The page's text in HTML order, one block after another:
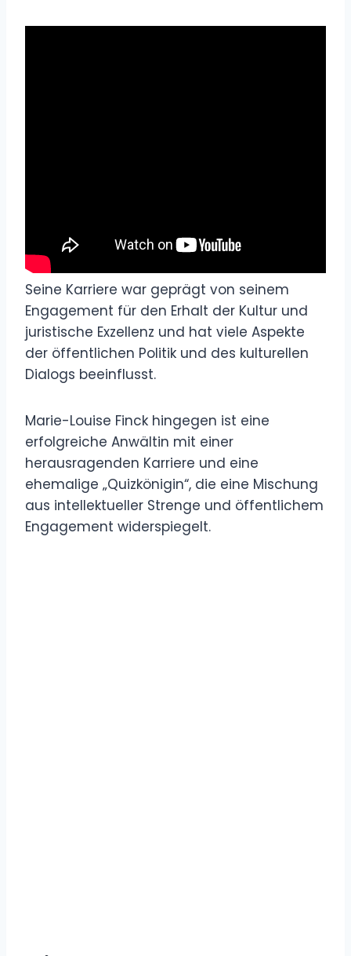
Seine Karriere war geprägt von seinem
Engagement für den Erhalt der Kultur und
juristische Exzellenz und hat viele Aspekte
der öffentlichen Politik und des kulturellen
Dialogs beeinflusst.
Marie-Louise Finck hingegen ist eine
erfolgreiche Anwältin mit einer
herausragenden Karriere und eine
ehemalige „Quizkönigin“, die eine Mischung
aus intellektueller Strenge und öffentlichem
Engagement widerspiegelt.